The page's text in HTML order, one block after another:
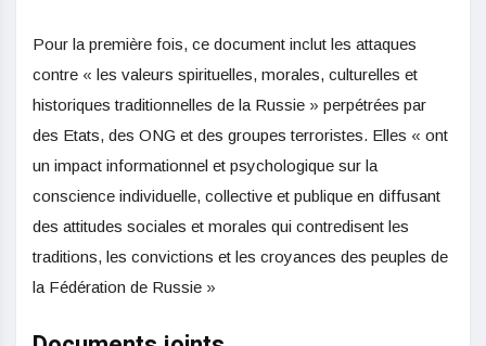
Pour la première fois, ce document inclut les attaques
contre « les valeurs spirituelles, morales, culturelles et
historiques traditionnelles de la Russie » perpétrées par
des Etats, des ONG et des groupes terroristes. Elles « ont
un impact informationnel et psychologique sur la
conscience individuelle, collective et publique en diffusant
des attitudes sociales et morales qui contredisent les
traditions, les convictions et les croyances des peuples de
la Fédération de Russie »